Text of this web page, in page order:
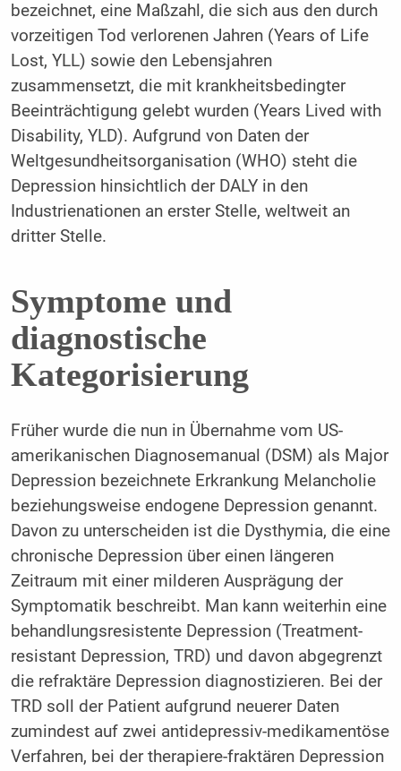
bezeichnet, eine Maßzahl, die sich aus den durch
vorzeitigen Tod verlorenen Jahren (Years of Life
Lost, YLL) sowie den Lebensjahren
zusammensetzt, die mit krankheitsbedingter
Beeinträchtigung gelebt wurden (Years Lived with
Disability, YLD). Aufgrund von Daten der
Weltgesundheitsorganisation (WHO) steht die
Depression hinsichtlich der DALY in den
Industrienationen an erster Stelle, weltweit an
dritter Stelle.
Symptome und
diagnostische
Kategorisierung
Früher wurde die nun in Übernahme vom US-
amerikanischen Diagnosemanual (DSM) als Major
Depression bezeichnete Erkrankung Melancholie
beziehungsweise endogene Depression genannt.
Davon zu unterscheiden ist die Dysthymia, die eine
chronische Depression über einen längeren
Zeitraum mit einer milderen Ausprägung der
Symptomatik beschreibt. Man kann weiterhin eine
behandlungsresistente Depression (Treatment-
resistant Depression, TRD) und davon abgegrenzt
die refraktäre Depression diagnostizieren. Bei der
TRD soll der Patient aufgrund neuerer Daten
zumindest auf zwei antidepressiv-medikamentöse
Verfahren, bei der therapiere-fraktären Depression